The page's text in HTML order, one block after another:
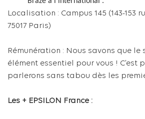
Localisation : Campus 145 (143-153
75017 Paris)
Rémunération : Nous savons que le
élément essentiel pour vous ! C’est
parlerons sans tabou dès les
Les + EPSILON France :